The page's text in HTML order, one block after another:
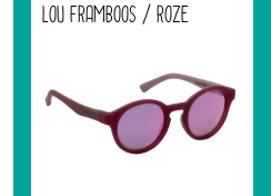
LOU FRAMBOOS / ROZE